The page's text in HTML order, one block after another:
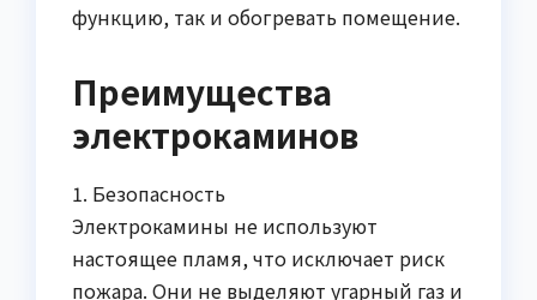
функцию, так и обогревать помещение.
Преимущества
электрокаминов
1. Безопасность
Электрокамины не используют
настоящее пламя, что исключает риск
пожара. Они не выделяют угарный газ и